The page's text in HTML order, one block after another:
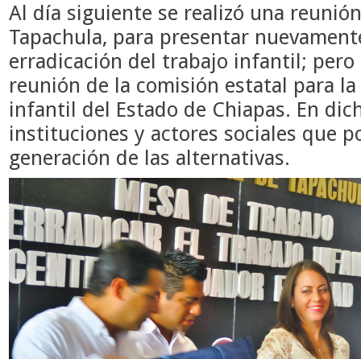
Al día siguiente se realizó una
Tapachula, para presentar
erradicación del trabajo infantil; pero
reunión de la comisión estatal para
infantil del Estado de Chiapas. En
instituciones y actores sociales que
generación de las alternativas.